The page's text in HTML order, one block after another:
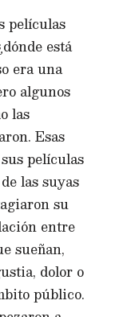
películas
está
era una
algunos
las
Esas
películas
las suyas
su
entre
sueñan,
dolor o
público.